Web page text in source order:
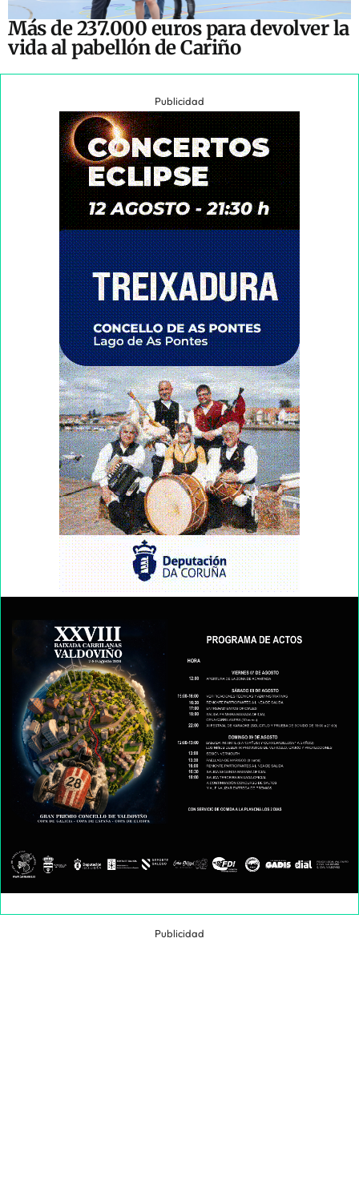
Más de 237.000 euros para devolver la
vida al pabellón de Cariño
Publicidad
Publicidad